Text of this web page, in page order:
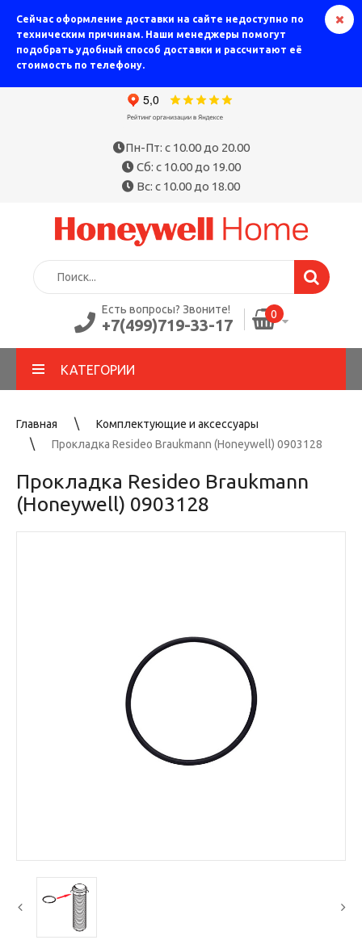
Сейчас оформление доставки на сайте недоступно по
техническим причинам. Наши менеджеры помогут
подобрать удобный способ доставки и рассчитают её
стоимость по телефону.
Пн-Пт: с 10.00 до 20.00
Сб: с 10.00 до 19.00
Вс: с 10.00 до 18.00
Есть вопросы? Звоните!
+7(499)719-33-17
0
КАТЕГОРИИ
Главная
Комплектующие и аксессуары
Прокладка Resideo Braukmann (Honeywell) 0903128
Прокладка Resideo Braukmann
(Honeywell) 0903128